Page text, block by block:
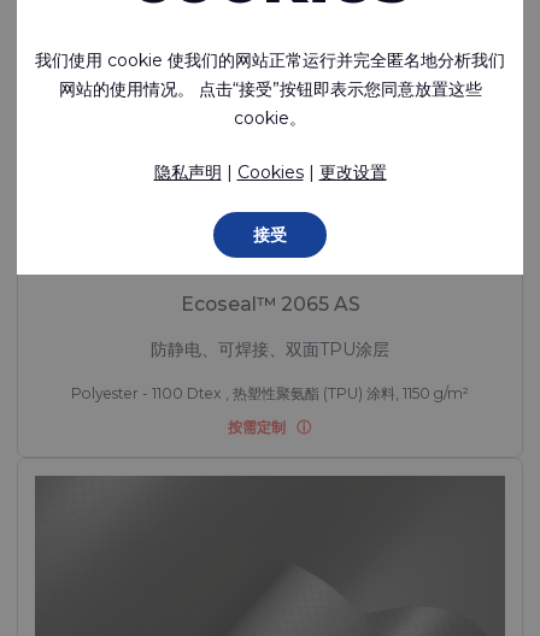
Ecoseal™ 2065 AS
防静电、可焊接、双面TPU涂层
Polyester - 1100 Dtex , 热塑性聚氨酯 (TPU) 涂料, 1150 g/m²
按需定制
我们使用 cookie 使我们的网站正常运行并完全匿名地分析我们
网站的使用情况。 点击“接受”按钮即表示您同意放置这些
cookie。
隐私声明 | Cookies| 更改设置
接受